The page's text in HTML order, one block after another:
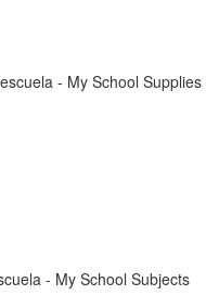
- My School Supplies
- My School Subjects